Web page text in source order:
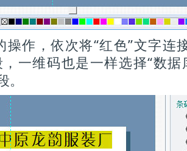
作，依次将“红色”文字连
，一维码也是一样选择“数据